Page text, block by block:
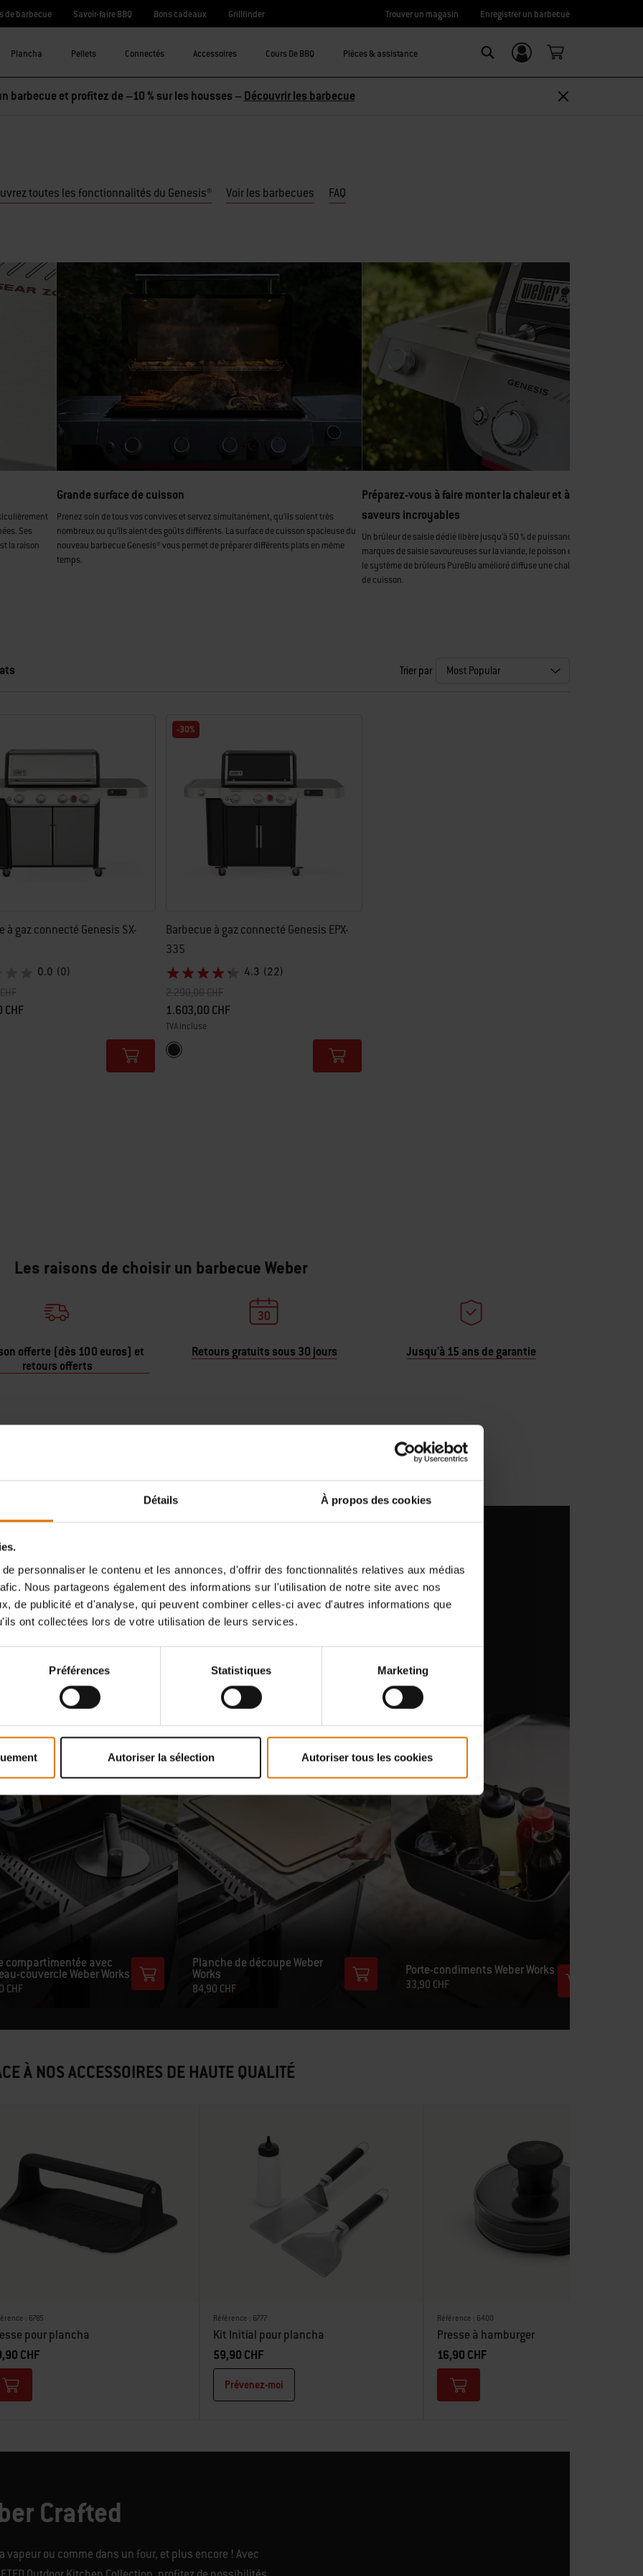
Détails À propos des cookies
personnaliser le contenu et les annonces, d'offrir des fonctionnalités relatives aux médias
Nous partageons également des informations sur l'utilisation de notre site avec nos
de publicité et d'analyse, qui peuvent combiner celles-ci avec d'autres informations que
ont collectées lors de votre utilisation de leurs services.
Préférences Statistiques Marketing
Autoriser la sélection Autoriser tous les cookies
de barbecue Savoir-faire BBQ Bons cadeaux Grillfinder Trouver un magasin Enregistrer un barbecue
Plancha Pellets Connectés Accessoires Cours De BBQ Pièces & assistance
Se connecter/
S’inscrire
barbecue et profitez de –10 % sur les housses – Découvrir les barbecue
toutes les fonctionnalités du Genesis® Voir les barbecues FAQ
Ses
la raison
Grande surface de cuisson
Prenez soin de tous vos convives et servez simultanément, qu’ils soient très
nombreux ou qu’ils aient des goûts différents. La surface de cuisson spacieuse du
nouveau barbecue Genesis® vous permet de préparer différents plats en même
temps.
Préparez-vous à faire monter la chaleur et à déguster des
saveurs incroyables
Un brûleur de saisie dédié libère jusqu’à 50 % de puissance en plus pour de
marques de saisie savoureuses sur la viande, le poisson et les légumes,
le système de brûleurs PureBlu amélioré diffuse une chaleur uniforme sur
de cuisson.
de nouveaux résultats.
Trier par
à gaz connecté Genesis SX-
0.0 (0)
de à
-30%
Barbecue à gaz connecté Genesis EPX-
335
4.3 (22)
Prix réduit de
2.290,00 CHFà
1.603,00 CHF
TVA incluse
Color Options
Noir
Les raisons de choisir un barbecue Weber
offerte (dès 100 euros) et
retours offerts
Retours gratuits sous 30 jours Jusqu'à 15 ans de garantie
la planche de découpe : personnalisez votre barbecue
Works qui vous permet de garder les essentiels à
latérale en station de préparation et accueille
compartimentée avec
couvercle Weber Works
CHF
Planche de découpe Weber
Works
84,90 CHF
Porte-condiments Weber Works
33,90 CHF
À NOS ACCESSOIRES DE HAUTE QUALITÉ
: 6785
pour plancha
CHF
Référence : 6777
Kit Initial pour plancha
59,90 CHF
Prévenez-moi
Référence : 6400
Presse à hamburger
16,90 CHF
Crafted
vapeur ou comme dans un four, et plus encore ! Avec